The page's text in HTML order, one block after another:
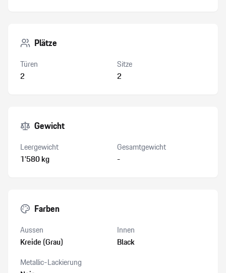
Plätze
Türen
2
Sitze
2
Gewicht
Leergewicht
1’580 kg
Gesamtgewicht
-
Farben
Aussen
Kreide (Grau)
Innen
Black
Metallic-Lackierung